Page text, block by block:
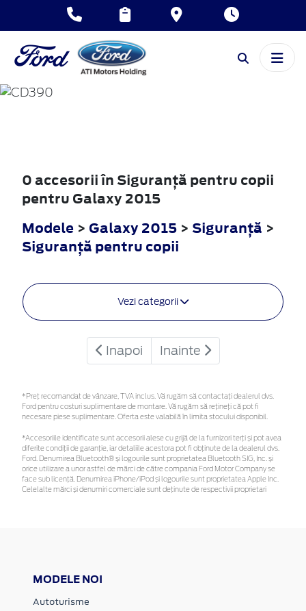
GALAXY
0 accesorii în Siguranţă pentru copii
pentru Galaxy 2015
Modele > Galaxy 2015 > Siguranţă >
Siguranţă pentru copii
Vezi categorii
Inapoi Inainte
*Preţ recomandat de vânzare, TVA inclus. Vă rugăm să contactaţi dealerul dvs.
Ford pentru costuri suplimentare de montare. Vă rugăm să rețineți că pot fi
necesare piese suplimentare. Oferta este valabilă în limita stocului disponibil.
*Accesoriile identificate sunt accesorii alese cu grijă de la furnizori terți și pot avea
diferite condiții de garanție, iar detaliile acestora pot fi obținute de la dealerul dvs.
Ford. Denumirea Bluetooth® și logourile sunt proprietatea Bluetooth SIG, Inc. și
orice utilizare a unor astfel de mărci de către compania Ford Motor Company se
face sub licență. Denumirea iPhone/iPod și logourile sunt proprietatea Apple Inc.
Celelalte mărci și denumiri comerciale sunt deținute de respectivii proprietari
MODELE NOI
Autoturisme